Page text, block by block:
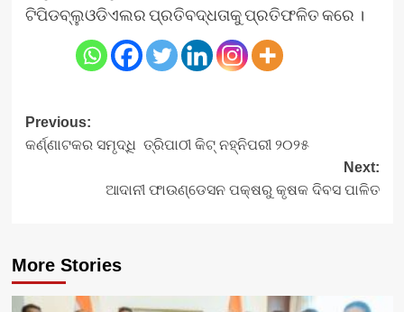
ଟିପିଡବ୍ଲୁଓଡିଏଲର ପ୍ରତିବଦ୍ଧତାକୁ ପ୍ରତିଫଳିତ କରେ ।
Post
navigation
Previous:
କର୍ଣ୍ଣାଟକର ସମୃଦ୍ଧି ତ୍ରିପାଠୀ କିଟ୍ ନହ୍ନିପରୀ ୨୦୨୫
Next:
ଆଦାନୀ ଫାଉଣ୍ଡେସନ ପକ୍ଷରୁ କୃଷକ ଦିବସ ପାଳିତ
More Stories